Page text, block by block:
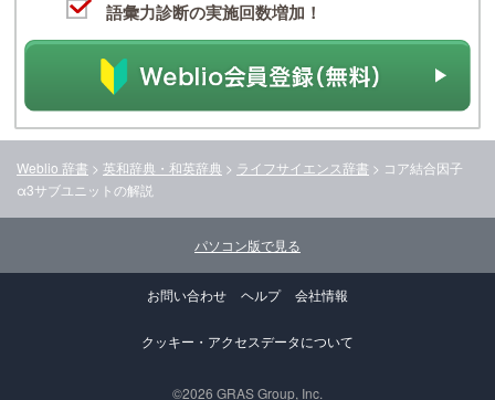
語彙力診断の実施回数増加！
Weblio 辞書 > 英和辞典・和英辞典 > ライフサイエンス辞書 > コア結合因子
α3サブユニットの解説
パソコン版で見る
お問い合わせ ヘルプ 会社情報
クッキー・アクセスデータについて
©2026 GRAS Group, Inc.